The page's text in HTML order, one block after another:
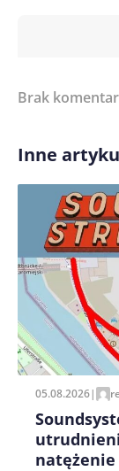
Treść
Imię/ Nick*
pisania
Brak
Inne
05.08.2026|